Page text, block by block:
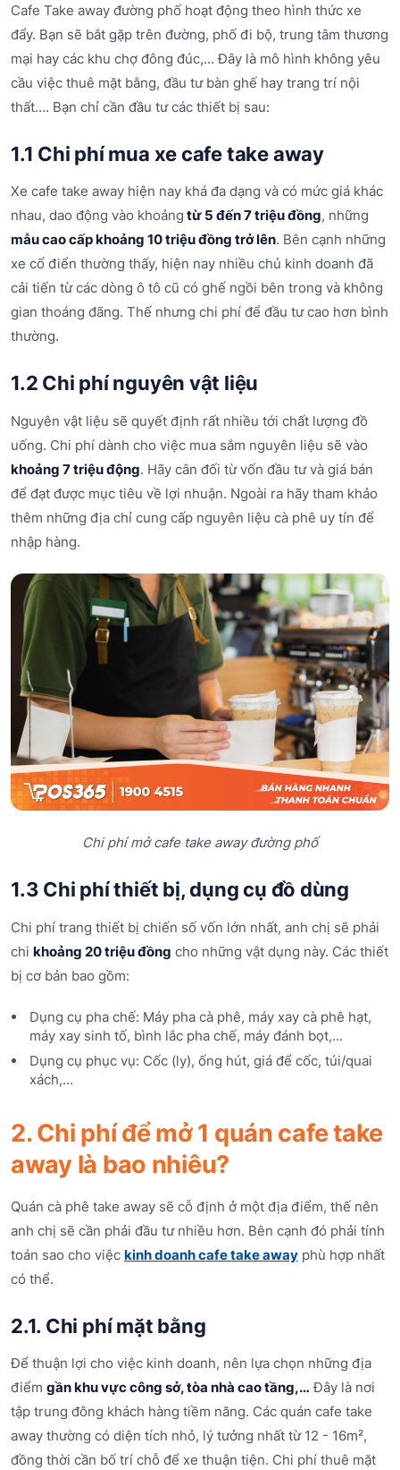
Cafe Take away đường phố hoạt động theo hình thức xe
đẩy. Bạn sẽ bắt gặp trên đường, phố đi bộ, trung tâm thương
mại hay các khu chợ đông đúc,... Đây là mô hình không yêu
cầu việc thuê mặt bằng, đầu tư bàn ghế hay trang trí nội
thất…. Bạn chỉ cần đầu tư các thiết bị sau:
1.1 Chi phí mua xe cafe take away
Xe cafe take away hiện nay khá đa dạng và có mức giá khác
nhau, dao động vào khoảng từ 5 đến 7 triệu đồng, những
mẫu cao cấp khoảng 10 triệu đồng trở lên. Bên cạnh những
xe cổ điển thường thấy, hiện nay nhiều chủ kinh doanh đã
cải tiến từ các dòng ô tô cũ có ghế ngồi bên trong và không
gian thoáng đãng. Thế nhưng chi phí để đầu tư cao hơn bình
thường.
1.2 Chi phí nguyên vật liệu
Nguyên vật liệu sẽ quyết định rất nhiều tới chất lượng đồ
uống. Chi phí dành cho việc mua sắm nguyên liệu sẽ vào
khoảng 7 triệu động. Hãy cân đối từ vốn đầu tư và giá bán
để đạt được mục tiêu về lợi nhuận. Ngoài ra hãy tham khảo
thêm những địa chỉ cung cấp nguyên liệu cà phê uy tín để
nhập hàng.
Chi phí mở cafe take away đường phố
1.3 Chi phí thiết bị, dụng cụ đồ dùng
Chi phí trang thiết bị chiến số vốn lớn nhất, anh chị sẽ phải
chi khoảng 20 triệu đồng cho những vật dụng này. Các thiết
bị cơ bản bao gồm:
Dụng cụ pha chế: Máy pha cà phê, máy xay cà phê hạt,
máy xay sinh tố, bình lắc pha chế, máy đánh bọt,...
Dụng cụ phục vụ: Cốc (ly), ống hút, giá để cốc, túi/quai
xách,…
2. Chi phí để mở 1 quán cafe take
away là bao nhiêu?
Quán cà phê take away sẽ cỗ định ở một địa điểm, thế nên
anh chị sẽ cần phải đầu tư nhiều hơn. Bên cạnh đó phải tính
toán sao cho việc kinh doanh cafe take away phù hợp nhất
có thể.
2.1. Chi phí mặt bằng
Để thuận lợi cho việc kinh doanh, nên lựa chọn những địa
điểm gần khu vực công sở, tòa nhà cao tầng,… Đây là nơi
tập trung đông khách hàng tiềm năng. Các quán cafe take
away thường có diện tích nhỏ, lý tưởng nhất từ 12 - 16m²,
đồng thời cần bố trí chỗ để xe thuận tiện. Chi phí thuê mặt